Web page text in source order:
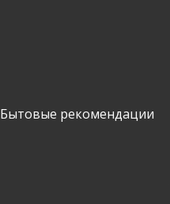
Бытовые рекомендации